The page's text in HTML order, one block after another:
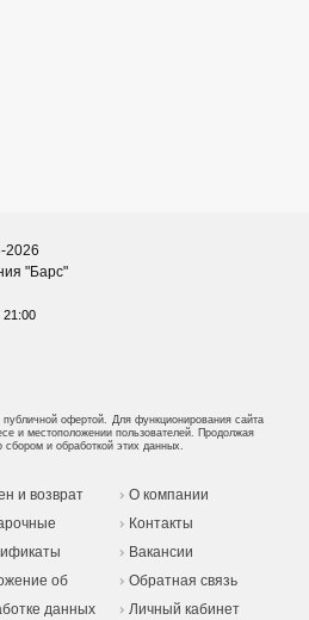
2026
"Барс"
21:00
офертой. Для функционирования сайта
и местоположении пользователей. Продолжая
сбором и обработкой этих данных.
и возврат
об
данных
О компании
Контакты
Вакансии
Обратная связь
Личный кабинет